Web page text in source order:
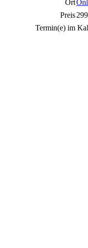
Ort
Preis
Termin(e) im